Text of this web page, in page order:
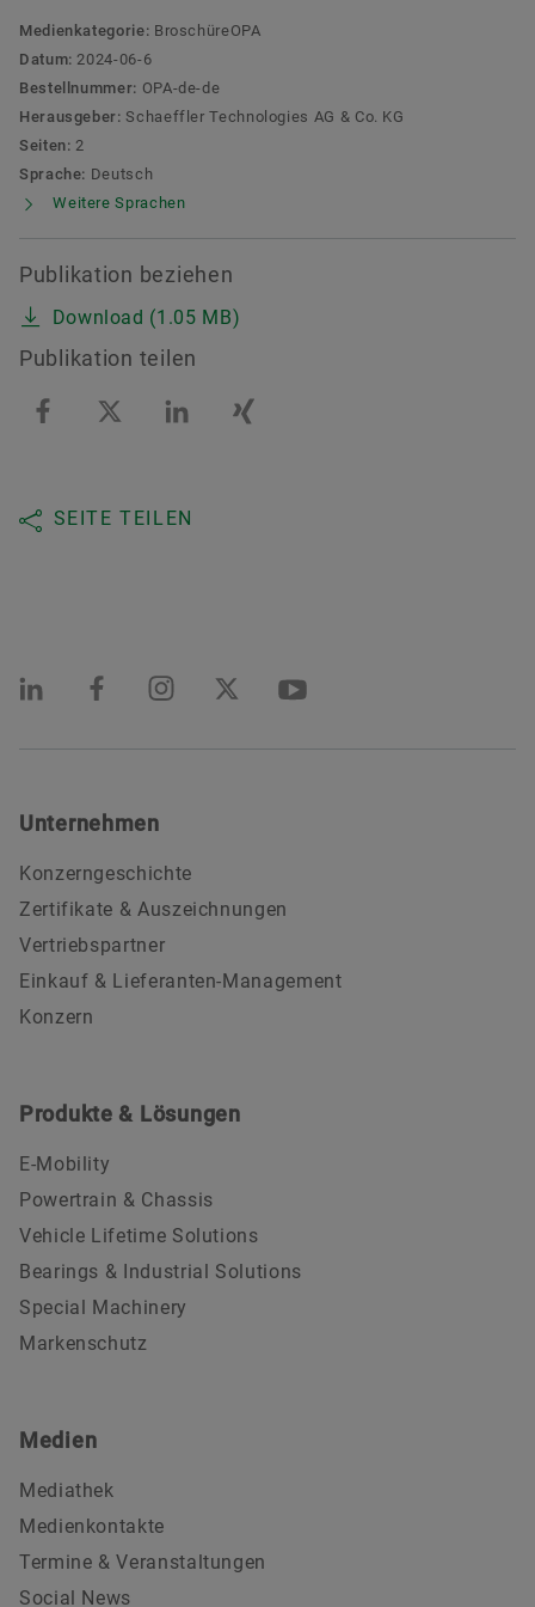
Medienkategorie: BroschüreOPA
Datum: 2024-06-6
Bestellnummer: OPA-de-de
Herausgeber: Schaeffler Technologies AG & Co. KG
Seiten: 2
Sprache: Deutsch
Weitere Sprachen
Publikation beziehen
Download (1.05 MB)
Publikation teilen
SEITE TEILEN
Unternehmen
Konzerngeschichte
Zertifikate & Auszeichnungen
Vertriebspartner
Einkauf & Lieferanten-Management
Konzern
Produkte & Lösungen
E-Mobility
Powertrain & Chassis
Vehicle Lifetime Solutions
Bearings & Industrial Solutions
Special Machinery
Markenschutz
Medien
Mediathek
Medienkontakte
Termine & Veranstaltungen
Social News